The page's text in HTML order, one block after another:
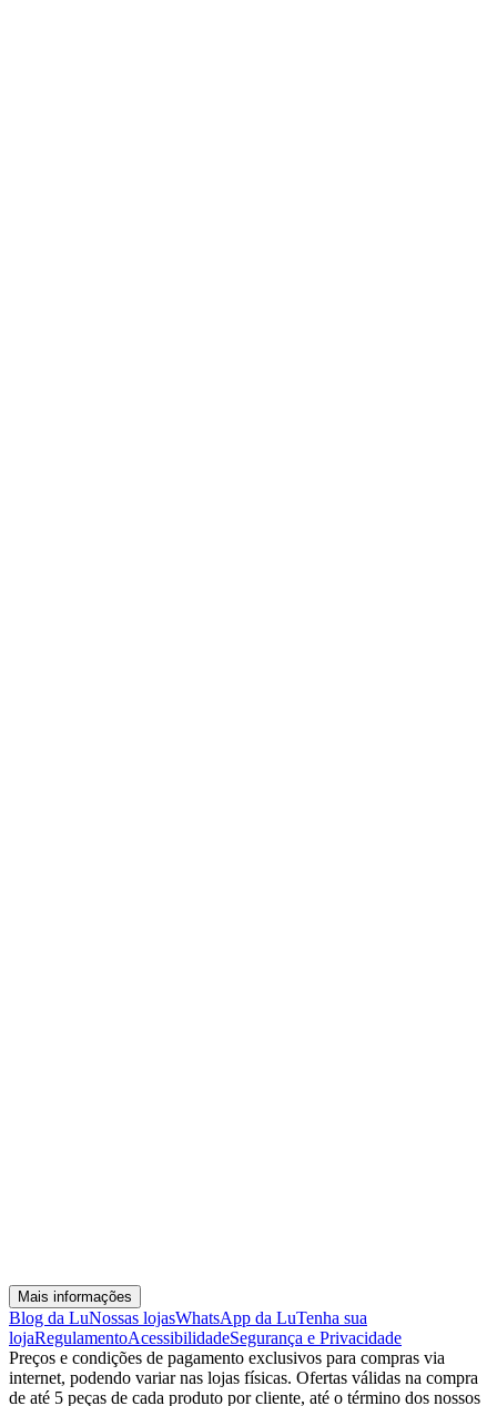
Mais informações
Blog da LuNossas lojasWhatsApp da LuTenha sua
lojaRegulamentoAcessibilidadeSegurança e Privacidade
Preços e condições de pagamento exclusivos para compras via
internet, podendo variar nas lojas físicas. Ofertas válidas na compra
de até 5 peças de cada produto por cliente, até o término dos nossos